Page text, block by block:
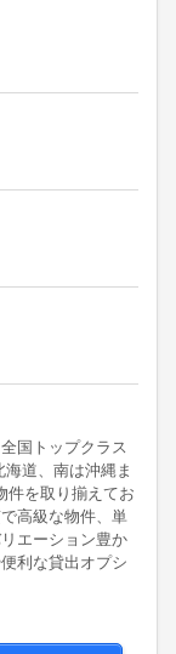
国トップクラス
道、南は沖縄ま
件を取り揃えてお
高級な物件、単
エーション豊か
利な貸出オプシ